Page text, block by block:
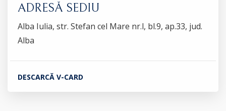
ADRESĂ SEDIU
Alba Iulia, str. Stefan cel Mare nr.l, bl.9, ap.33, jud.
Alba
DESCARCĂ V-CARD